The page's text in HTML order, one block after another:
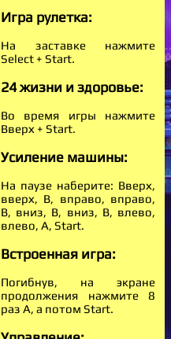
Игра рулетка:
На заставке нажмите
Select + Start.
24 жизни и здоровье:
Во время игры нажмите
Вверх + Start.
Усиление машины:
На паузе наберите: Вверх,
вверх, B, вправо, вправо,
B, вниз, B, вниз, B, влево,
влево, A, Start.
Встроенная игра:
Погибнув, на экране
продолжения нажмите 8
раз А, а потом Start.